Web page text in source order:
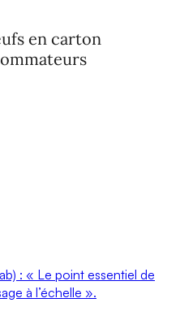
en carton
: « Le point essentiel de
à l’échelle ».